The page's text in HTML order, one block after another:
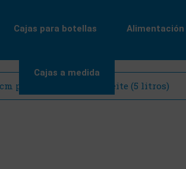
Cajas para botellas Alimentación
Cajas a medida
para 3 Garrafas de Aceite (5 litros)